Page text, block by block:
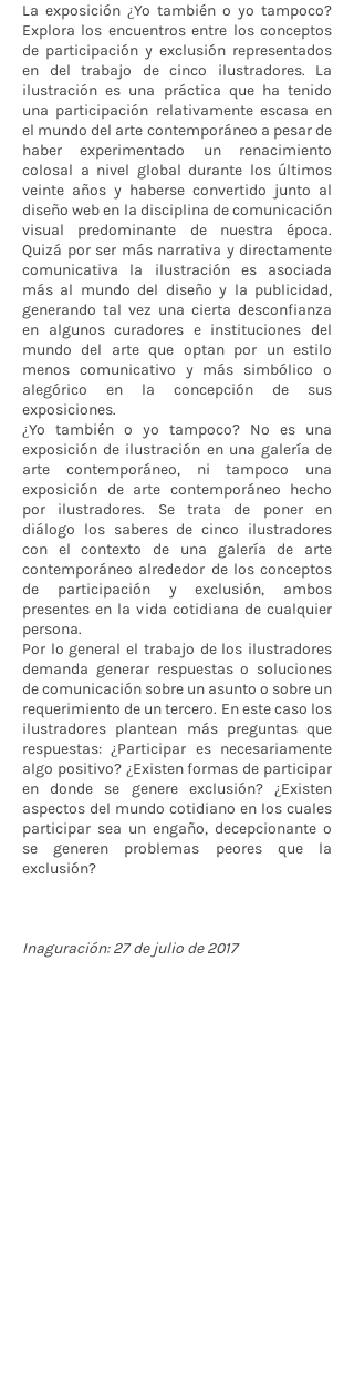
La exposición ¿Yo también o yo tampoco?
Explora los encuentros entre los conceptos
de participación y exclusión representados
en del trabajo de cinco ilustradores. La
ilustración es una práctica que ha tenido
una participación relativamente escasa en
el mundo del arte contemporáneo a pesar de
haber experimentado un renacimiento
colosal a nivel global durante los últimos
veinte años y haberse convertido junto al
diseño web en la disciplina de comunicación
visual predominante de nuestra época.
Quizá por ser más narrativa y directamente
comunicativa la ilustración es asociada
más al mundo del diseño y la publicidad,
generando tal vez una cierta desconfianza
en algunos curadores e instituciones del
mundo del arte que optan por un estilo
menos comunicativo y más simbólico o
alegórico en la concepción de sus
exposiciones.
¿Yo también o yo tampoco? No es una
exposición de ilustración en una galería de
arte contemporáneo, ni tampoco una
exposición de arte contemporáneo hecho
por ilustradores. Se trata de poner en
diálogo los saberes de cinco ilustradores
con el contexto de una galería de arte
contemporáneo alrededor de los conceptos
de participación y exclusión, ambos
presentes en la vida cotidiana de cualquier
persona.
Por lo general el trabajo de los ilustradores
demanda generar respuestas o soluciones
de comunicación sobre un asunto o sobre un
requerimiento de un tercero. En este caso los
ilustradores plantean más preguntas que
respuestas: ¿Participar es necesariamente
algo positivo? ¿Existen formas de participar
en donde se genere exclusión? ¿Existen
aspectos del mundo cotidiano en los cuales
participar sea un engaño, decepcionante o
se generen problemas peores que la
exclusión?
Inaguración: 27 de julio de 2017